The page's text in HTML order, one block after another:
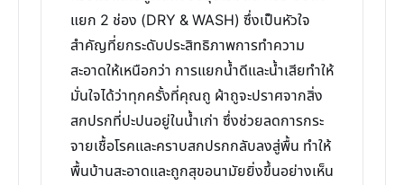
แยก 2 ช่อง (DRY & WASH) ซึ่งเป็นหัวใจ
สำคัญที่ยกระดับประสิทธิภาพการทำความ
สะอาดให้เหนือกว่า การแยกน้ำดีและน้ำเสียทำให้
มั่นใจได้ว่าทุกครั้งที่คุณถู ผ้าถูจะปราศจากสิ่ง
สกปรกที่ปะปนอยู่ในน้ำเก่า ซึ่งช่วยลดการกระ
จายเชื้อโรคและคราบสกปรกกลับลงสู่พื้น ทำให้
พื้นบ้านสะอาดและถูกสุขอนามัยยิ่งขึ้นอย่างเห็น